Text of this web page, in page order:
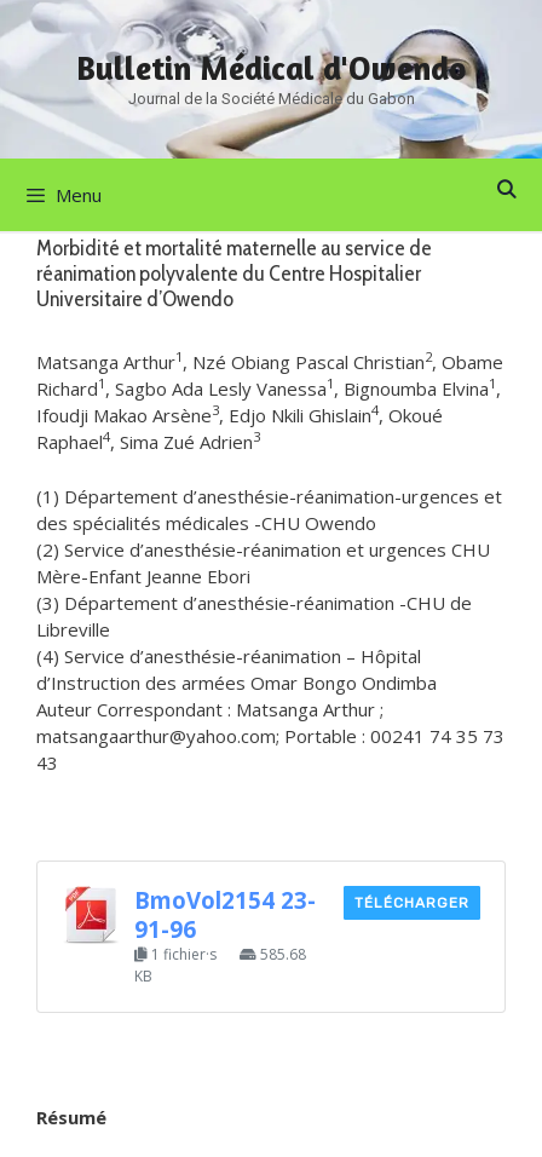
Aller
au
contenu
Bulletin Médical d'Owendo
Journal de la Société Médicale du Gabon
Menu
Morbidité et mortalité maternelle au service de
réanimation polyvalente du Centre Hospitalier
Universitaire d’Owendo
Matsanga Arthur1 , Nzé Obiang Pascal Christian2, Obame
Richard1 , Sagbo Ada Lesly Vanessa1 , Bignoumba Elvina1 ,
Ifoudji Makao Arsène3, Edjo Nkili Ghislain4, Okoué
Raphael4, Sima Zué Adrien3
(1) Département d’anesthésie-réanimation-urgences et
des spécialités médicales -CHU Owendo
(2) Service d’anesthésie-réanimation et urgences CHU
Mère-Enfant Jeanne Ebori
(3) Département d’anesthésie-réanimation -CHU de
Libreville
(4) Service d’anesthésie-réanimation – Hôpital
d’Instruction des armées Omar Bongo Ondimba
Auteur Correspondant : Matsanga Arthur ;
matsangaarthur@yahoo.com; Portable : 00241 74 35 73
43
BmoVol2154 23-
91-96
1 fichier·s
585.68
KB
TÉLÉCHARGER
Résumé